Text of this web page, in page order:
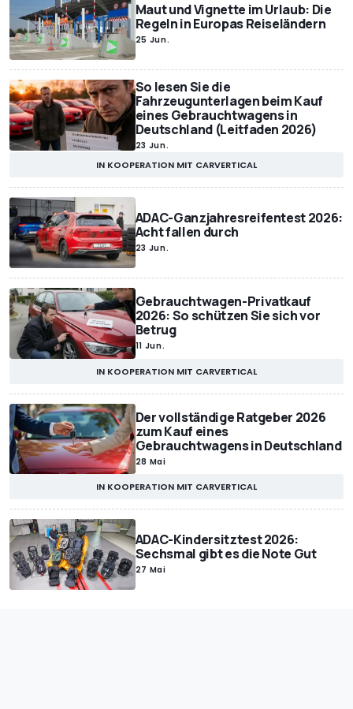
Maut und Vignette im Urlaub: Die
Regeln in Europas Reiseländern
25 Jun.
So lesen Sie die
Fahrzeugunterlagen beim Kauf
eines Gebrauchtwagens in
Deutschland (Leitfaden 2026)
23 Jun.
IN KOOPERATION MIT CARVERTICAL
ADAC-Ganzjahresreifentest 2026:
Acht fallen durch
23 Jun.
Gebrauchtwagen-Privatkauf
2026: So schützen Sie sich vor
Betrug
11 Jun.
IN KOOPERATION MIT CARVERTICAL
Der vollständige Ratgeber 2026
zum Kauf eines
Gebrauchtwagens in Deutschland
28 Mai
IN KOOPERATION MIT CARVERTICAL
ADAC-Kindersitztest 2026:
Sechsmal gibt es die Note Gut
27 Mai